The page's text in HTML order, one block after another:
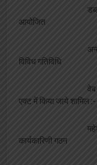
आयोजित
विविध गतिविधि
वेब
एक्ट में किया जाये शामिल
कार्यकारिणी गठन